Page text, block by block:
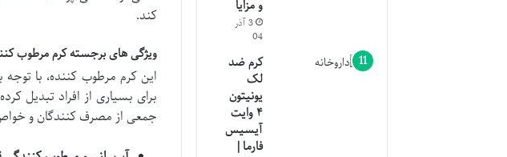
کند.
ویژگی های برجسته کرم مرطوب
این کرم مرطوب کننده، با
برای بسیاری از افراد تبدیل
جمعی از مصرف کنندگان و
و مزایا
3 آذر
04
کرم ضد
لک
یونیتون
۴ وایت
آیسیس
فارما |